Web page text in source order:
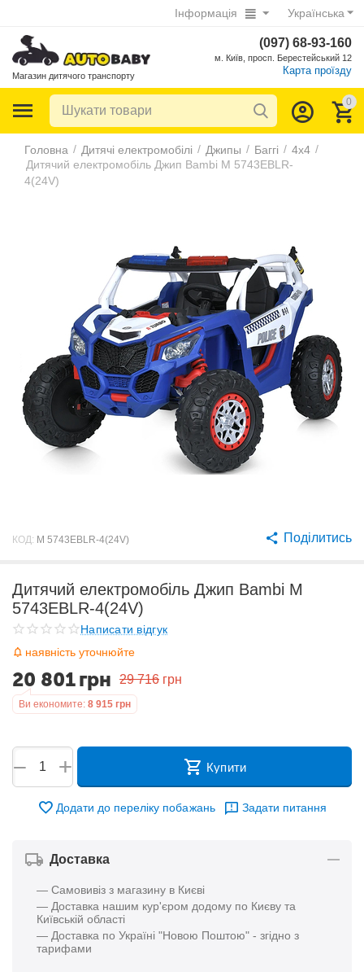
Українська
Інформація
Магазин дитячого транспорту
(097) 68-93-160
м. Київ, просп. Берестейський 12
Карта проїзду
0
Головна / Дитячі електромобілі / Джипы / Баггі / 4х4 /
Дитячий електромобіль Джип Bambi M 5743EBLR-
4(24V)
КОД: M 5743EBLR-4(24V) Поділитись
Дитячий електромобіль Джип Bambi M
5743EBLR-4(24V)
Написати відгук
наявність уточнюйте
29 716 грн
20 801грн
Ви економите: 8 915 грн
+
− Купити
Додати до переліку побажань Задати питання
Доставка
— Самовивіз з магазину в Києві
— Доставка нашим кур'єром додому по Києву та
Київській області
— Доставка по Україні "Новою Поштою" - згідно з
тарифами